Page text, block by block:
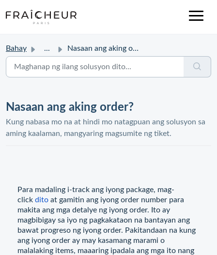
Bahay ... Nasaan ang aking order?
Nasaan ang aking order?
Kung nabasa mo na at hindi mo natagpuan ang solusyon sa
aming kaalaman, mangyaring magsumite ng tiket.
Para madaling i-track ang iyong package, mag-
click dito at gamitin ang iyong order number para
makita ang mga detalye ng iyong order. Ito ay
magbibigay sa iyo ng pagkakataon na bantayan ang
bawat progreso ng iyong order. Pakitandaan na kung
ang iyong order ay may kasamang marami o
malalaking items, maaaring ipadala ang mga ito nang